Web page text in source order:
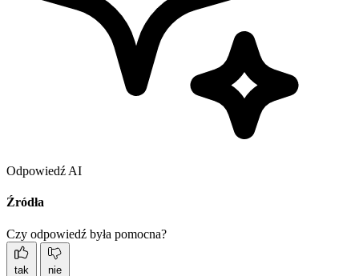
Odpowiedź AI
Źródła
Czy odpowiedź była pomocna?
tak nie